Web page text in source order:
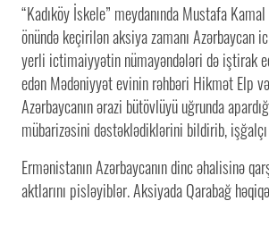
“Kadıköy İskele” meydanında Mustafa
önündə keçirilən aksiya zamanı Azərbaycan
yerli ictimaiyyətin nümayəndələri də iştirak
edən Mədəniyyət evinin rəhbəri Hikmət Elp
Azərbaycanın ərazi bütövlüyü uğrunda
mübarizəsini dəstəklədiklərini bildirib, işğalçı
Ermənistanın Azərbaycanın dinc əhalisinə
aktlarını pisləyiblər. Aksiyada Qarabağ